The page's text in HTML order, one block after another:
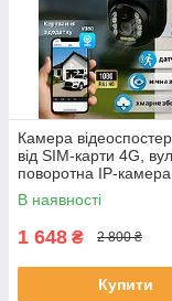
Камера
від SIM-карти 4G,
поворотна IP-камера
звуком, зовнішня
камера, C15X-H-4G
В наявності
1 648 ₴ 2 800 ₴
Купити